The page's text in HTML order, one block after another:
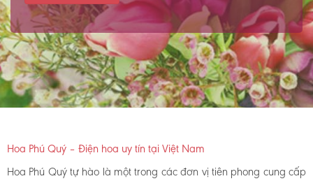
Hoa Phú Quý – Điện hoa uy tín tại Việt Nam
Hoa Phú Quý tự hào là một trong các đơn vị tiên phong cung cấp